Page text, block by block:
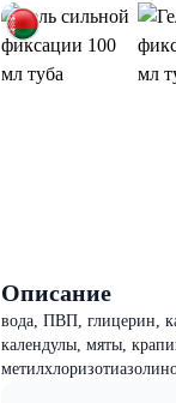
Описание
вода, ПВП, глицерин,
календулы, мяты,